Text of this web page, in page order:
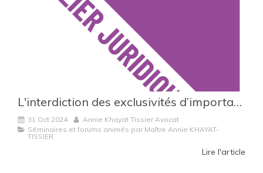
L'interdiction des exclusivités d’importation à la Réunion
31 Oct 2024
Annie Khayat Tissier Avocat
Séminaires et forums animés par Maître Annie KHAYAT-
TISSIER
Lire l'article